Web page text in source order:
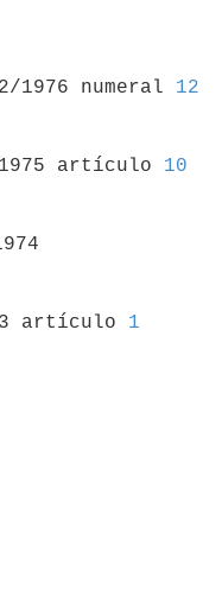
1976 numeral 12
1975 artículo 10
artículo 1